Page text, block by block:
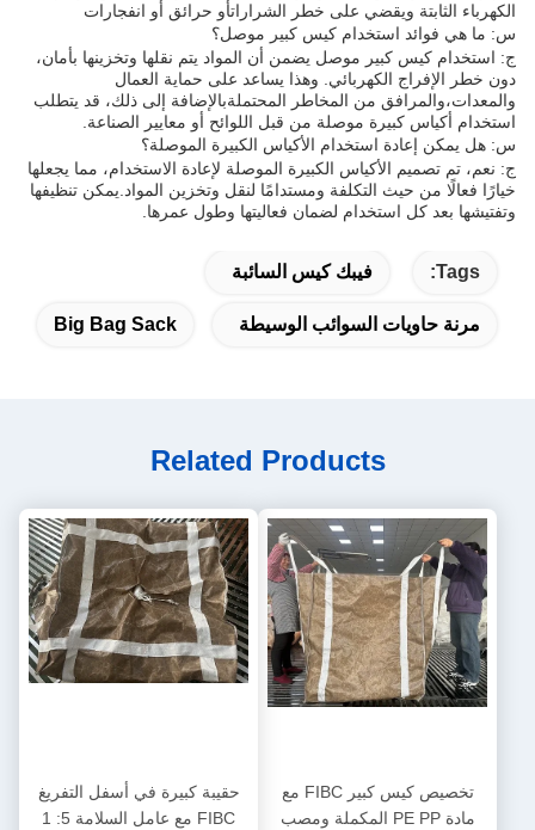
الكهرباء الثابتة ويقضي على خطر الشراراتأو حرائق أو انفجارات
س: ما هي فوائد استخدام كيس كبير موصل؟
ج: استخدام كيس كبير موصل يضمن أن المواد يتم نقلها وتخزينها بأمان،
دون خطر الإفراج الكهربائي. وهذا يساعد على حماية العمال
والمعدات،والمرافق من المخاطر المحتملةبالإضافة إلى ذلك، قد يتطلب
استخدام أكياس كبيرة موصلة من قبل اللوائح أو معايير الصناعة.
س: هل يمكن إعادة استخدام الأكياس الكبيرة الموصلة؟
ج: نعم، تم تصميم الأكياس الكبيرة الموصلة لإعادة الاستخدام، مما يجعلها
خيارًا فعالًا من حيث التكلفة ومستدامًا لنقل وتخزين المواد.يمكن تنظيفها
وتفتيشها بعد كل استخدام لضمان فعاليتها وطول عمرها.
Tags: فيبك كيس السائبة
مرنة حاويات السوائب الوسيطة Big Bag Sack
Related Products
تخصيص كيس كبير FIBC مع
مادة PE PP المكملة ومصب
حقيبة كبيرة في أسفل التفريغ
FIBC مع عامل السلامة 5: 1